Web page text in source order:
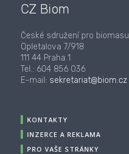
CZ Biom
České sdružení pro biomasu
Opletalova 7/918
111 44 Praha 1
Tel.: 604 856 036
E-mail: sekretariat@biom.cz
KONTAKTY
INZERCE A REKLAMA
PRO VAŠE STRÁNKY